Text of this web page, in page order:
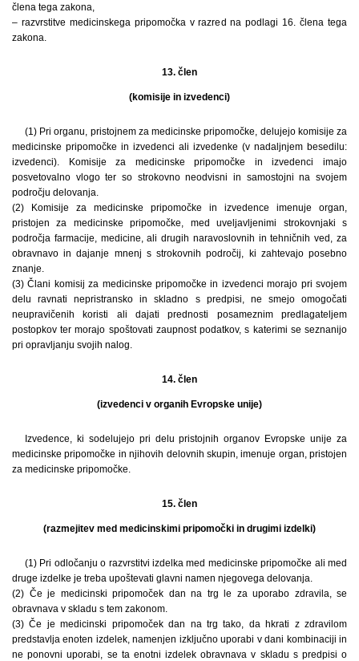
člena tega zakona,
– razvrstitve medicinskega pripomočka v razred na podlagi 16. člena tega
zakona.
13. člen
(komisije in izvedenci)
(1) Pri organu, pristojnem za medicinske pripomočke, delujejo komisije za
medicinske pripomočke in izvedenci ali izvedenke (v nadaljnjem besedilu:
izvedenci). Komisije za medicinske pripomočke in izvedenci imajo
posvetovalno vlogo ter so strokovno neodvisni in samostojni na svojem
področju delovanja.
(2) Komisije za medicinske pripomočke in izvedence imenuje organ,
pristojen za medicinske pripomočke, med uveljavljenimi strokovnjaki s
področja farmacije, medicine, ali drugih naravoslovnih in tehničnih ved, za
obravnavo in dajanje mnenj s strokovnih področij, ki zahtevajo posebno
znanje.
(3) Člani komisij za medicinske pripomočke in izvedenci morajo pri svojem
delu ravnati nepristransko in skladno s predpisi, ne smejo omogočati
neupravičenih koristi ali dajati prednosti posameznim predlagateljem
postopkov ter morajo spoštovati zaupnost podatkov, s katerimi se seznanijo
pri opravljanju svojih nalog.
14. člen
(izvedenci v organih Evropske unije)
Izvedence, ki sodelujejo pri delu pristojnih organov Evropske unije za
medicinske pripomočke in njihovih delovnih skupin, imenuje organ, pristojen
za medicinske pripomočke.
15. člen
(razmejitev med medicinskimi pripomočki in drugimi izdelki)
(1) Pri odločanju o razvrstitvi izdelka med medicinske pripomočke ali med
druge izdelke je treba upoštevati glavni namen njegovega delovanja.
(2) Če je medicinski pripomoček dan na trg le za uporabo zdravila, se
obravnava v skladu s tem zakonom.
(3) Če je medicinski pripomoček dan na trg tako, da hkrati z zdravilom
predstavlja enoten izdelek, namenjen izključno uporabi v dani kombinaciji in
ne ponovni uporabi, se ta enotni izdelek obravnava v skladu s predpisi o